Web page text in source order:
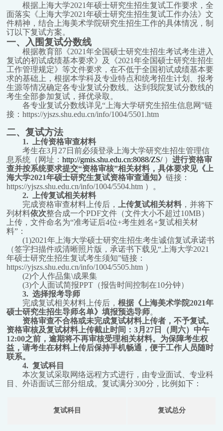
根据上海大学2021年硕士研究生招生复试工作要求，全
面落实《上海大学2021年硕士研究生招生复试工作办法》文
件精神，结合上海美术学院研究生招生工作的具体情况，制
订以下复试方案。
一、入围复试分数线
根据教育部《2021年全国硕士研究生招生考试考生进入
复试的初试成绩基本要求》及《2021年全国硕士研究生招生
工作管理规定》等文件要求，在不低于全国初试成绩基本要
求的基础上，根据本学科及专业特点和统考招生计划、报考
生源等情况确定各专业复试分数线。达到我院复试分数线的
考生全部参加复试，择优录取。
各专业复试分数线详见“上海大学研究生招生信息网”链
接： https://yjszs.shu.edu.cn/info/1004/5501.htm
二、复试方法
1.
上传资格审查材料
考生在3月27日前必须登录上海大学研究生招生管理信
息系统（网址： http://gmis.shu.edu.cn:8088/ZS/ ） 进行资格审
查并按系统要求提交“资格审核”相关材料，具体要求见《上
海大学2021年硕士研究生复试资格审查通知》 链接：
https://yjszs.shu.edu.cn/info/1004/5504.htm ）。
2.
上传复试相关材料
完成资格审查材料上传后，
上传复试相关材料 ，并将下
列材料依次整合成一个PDF文件（文件大小不超过10MB）
上传，文件命名为“准考证后4位+考生姓名+复试相关材
料”：
(1)2021年上海大学硕士研究生招生考生诚信复试承诺书
（签字扫描件或清晰照片版，承诺书下载见“上海大学2021
年硕士研究生招生复试考生须知”链接：
https://yjszs.shu.edu.cn/info/1004/5505.htm ）
(2)个人作品集\成果集
(3)个人面试简报PPT（报告时间控制在10分钟）
3. 选择报考导师
完成复试相关材料上传后， 根据《上海美术学院2021年
硕士研究生招生导师名单》填报预选导师。
资格审查不合格或未完成复试材料上传者，不予复试。
资格审核及复试材料上传截止时间：3月27日（周六）中午
12:00之前，逾期将不再审核受理相关材料。为保障考生权
益，请考生在材料上传后保持手机畅通，便于工作人员随时
联系。
4. 复试科目
本次复试采取网络远程方式进行，由专业面试、专业科
目、外语面试三部分组成。复试满分300分，比例如下：
复试科目 复试总分